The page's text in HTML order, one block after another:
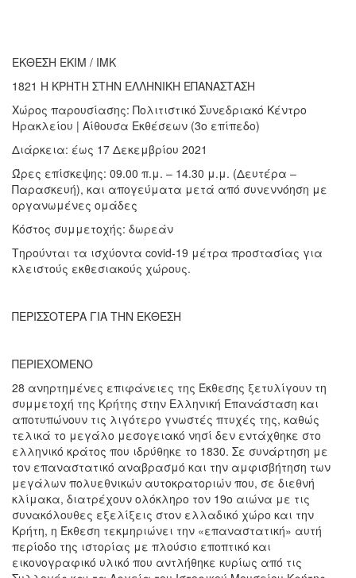
ΕΚΘΕΣΗ ΕΚΙΜ / ΙΜΚ
1821 Η ΚΡΗΤΗ ΣΤΗΝ ΕΛΛΗΝΙΚΗ ΕΠΑΝΑΣΤΑΣΗ
Χώρος παρουσίασης: Πολιτιστικό Συνεδριακό Κέντρο
Ηρακλείου | Αίθουσα Εκθέσεων (3ο επίπεδο)
Διάρκεια: έως 17 Δεκεμβρίου 2021
Ώρες επίσκεψης: 09.00 π.μ. – 14.30 μ.μ. (Δευτέρα –
Παρασκευή), και απογεύματα μετά από συνεννόηση με
οργανωμένες ομάδες
Κόστος συμμετοχής: δωρεάν
Τηρούνται τα ισχύοντα covid-19 μέτρα προστασίας για
κλειστούς εκθεσιακούς χώρους.
ΠΕΡΙΣΣΟΤΕΡΑ ΓΙΑ ΤΗΝ ΕΚΘΕΣΗ
ΠΕΡΙΕΧΟΜΕΝΟ
28 ανηρτημένες επιφάνειες της Έκθεσης ξετυλίγουν τη
συμμετοχή της Κρήτης στην Ελληνική Επανάσταση και
αποτυπώνουν τις λιγότερο γνωστές πτυχές της, καθώς
τελικά το μεγάλο μεσογειακό νησί δεν εντάχθηκε στο
ελληνικό κράτος που ιδρύθηκε το 1830. Σε συνάρτηση με
τον επαναστατικό αναβρασμό και την αμφισβήτηση των
μεγάλων πολυεθνικών αυτοκρατοριών που, σε διεθνή
κλίμακα, διατρέχουν ολόκληρο τον 19ο αιώνα με τις
συνακόλουθες εξελίξεις στον ελλαδικό χώρο και την
Κρήτη, η Έκθεση τεκμηριώνει την «επαναστατική» αυτή
περίοδο της ιστορίας με πλούσιο εποπτικό και
εικονογραφικό υλικό που αντλήθηκε κυρίως από τις